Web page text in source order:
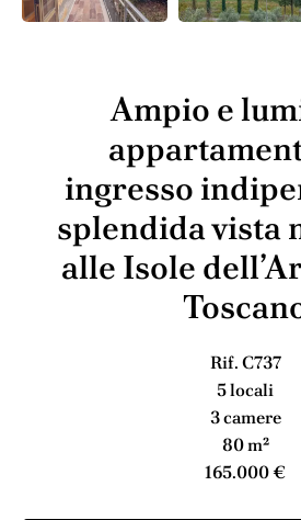
Ampio e
ingresso
splendida vista
alle Isole
Rif. C737
5 locali
3 camere
80 m²
165.000 €